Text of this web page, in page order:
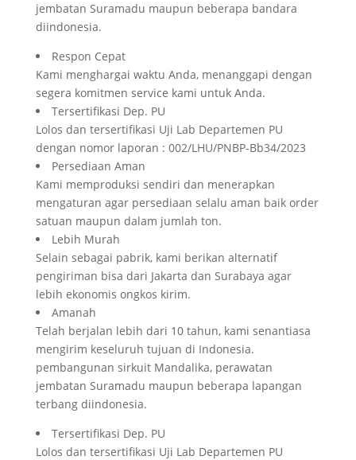
jembatan Suramadu maupun beberapa bandara
diindonesia.
Respon Cepat
Kami menghargai waktu Anda, menanggapi dengan
segera komitmen service kami untuk Anda.
Tersertifikasi Dep. PU
Lolos dan tersertifikasi Uji Lab Departemen PU
dengan nomor laporan : 002/LHU/PNBP-Bb34/2023
Persediaan Aman
Kami memproduksi sendiri dan menerapkan
mengaturan agar persediaan selalu aman baik order
satuan maupun dalam jumlah ton.
Lebih Murah
Selain sebagai pabrik, kami berikan alternatif
pengiriman bisa dari Jakarta dan Surabaya agar
lebih ekonomis ongkos kirim.
Amanah
Telah berjalan lebih dari 10 tahun, kami senantiasa
mengirim keseluruh tujuan di Indonesia.
pembangunan sirkuit Mandalika, perawatan
jembatan Suramadu maupun beberapa lapangan
terbang diindonesia.
Tersertifikasi Dep. PU
Lolos dan tersertifikasi Uji Lab Departemen PU